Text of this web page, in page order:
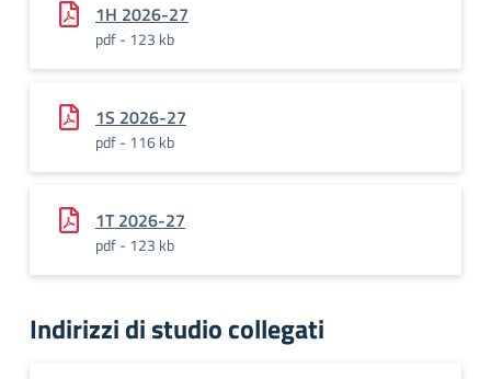
1H 2026-27
pdf - 123 kb
1S 2026-27
pdf - 116 kb
1T 2026-27
pdf - 123 kb
Indirizzi di studio collegati